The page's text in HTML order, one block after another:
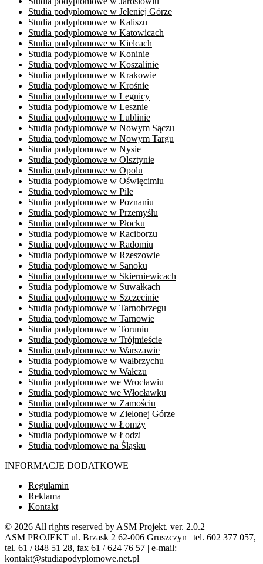
Studia podyplomowe w Jeleniej Górze
Studia podyplomowe w Kaliszu
Studia podyplomowe w Katowicach
Studia podyplomowe w Kielcach
Studia podyplomowe w Koninie
Studia podyplomowe w Koszalinie
Studia podyplomowe w Krakowie
Studia podyplomowe w Krośnie
Studia podyplomowe w Legnicy
Studia podyplomowe w Lesznie
Studia podyplomowe w Lublinie
Studia podyplomowe w Nowym Sączu
Studia podyplomowe w Nowym Targu
Studia podyplomowe w Nysie
Studia podyplomowe w Olsztynie
Studia podyplomowe w Opolu
Studia podyplomowe w ​Oświęcimiu
Studia podyplomowe w Pile
Studia podyplomowe w Poznaniu
Studia podyplomowe w Przemyślu
Studia podyplomowe w Płocku
Studia podyplomowe w ​Raciborzu
Studia podyplomowe w Radomiu
Studia podyplomowe w Rzeszowie
Studia podyplomowe w Sanoku
Studia podyplomowe w Skierniewicach
Studia podyplomowe w Suwałkach
Studia podyplomowe w Szczecinie
Studia podyplomowe w ​Tarnobrzegu
Studia podyplomowe w ​Tarnowie
Studia podyplomowe w Toruniu
Studia podyplomowe w Trójmieście
Studia podyplomowe w Warszawie
Studia podyplomowe w ​Wałbrzychu
Studia podyplomowe w ​Wałczu
Studia podyplomowe we Wrocławiu
Studia podyplomowe we ​Włocławku
Studia podyplomowe w ​Zamościu
Studia podyplomowe w Zielonej Górze
Studia podyplomowe w Łomży
Studia podyplomowe w Łodzi
Studia podyplomowe na Śląsku
INFORMACJE DODATKOWE
Regulamin
Reklama
Kontakt
© 2026 All rights reserved by ASM Projekt. ver. 2.0.2
ASM PROJEKT ul. Brzask 2 62-006 Gruszczyn | tel. 602 377 057,
tel. 61 / 848 51 28, fax 61 / 624 76 57 | e-mail:
kontakt@studiapodyplomowe.net.pl